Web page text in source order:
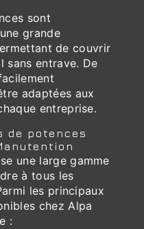
sont
grande
de couvrir
sans entrave. De
adaptées aux
entreprise.
de potences
une large gamme
à tous les
les principaux
chez Alpa
: